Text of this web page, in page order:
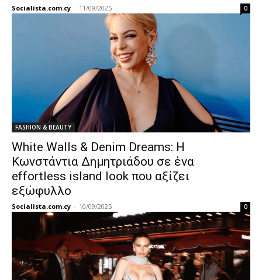
Socialista.com.cy - 11/09/2025 0
FASHION & BEAUTY
White Walls & Denim Dreams: Η
Κωνστάντια Δημητριάδου σε ένα
effortless island look που αξίζει
εξώφυλλο
Socialista.com.cy - 10/09/2025 0